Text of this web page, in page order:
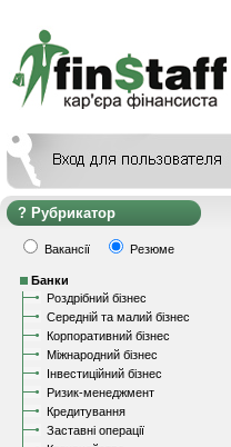
Рубрикатор
Вакансії Резюме
Банки
Роздрібний бізнес
Середній та малий бізнес
Корпоративний бізнес
Міжнародний бізнес
Інвестиційний бізнес
Ризик-менеджмент
Кредитування
Заставні операції